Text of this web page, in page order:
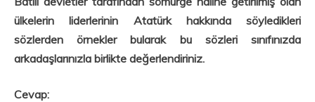
ülkelerin liderlerinin Atatürk hakkında söyledikleri
sözlerden örnekler bularak bu sözleri sınıfınızda
arkadaşlarınızla birlikte değerlendiriniz.
Cevap: